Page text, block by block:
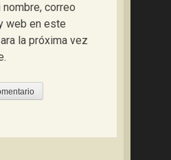
nombre, correo
web en este
la próxima vez